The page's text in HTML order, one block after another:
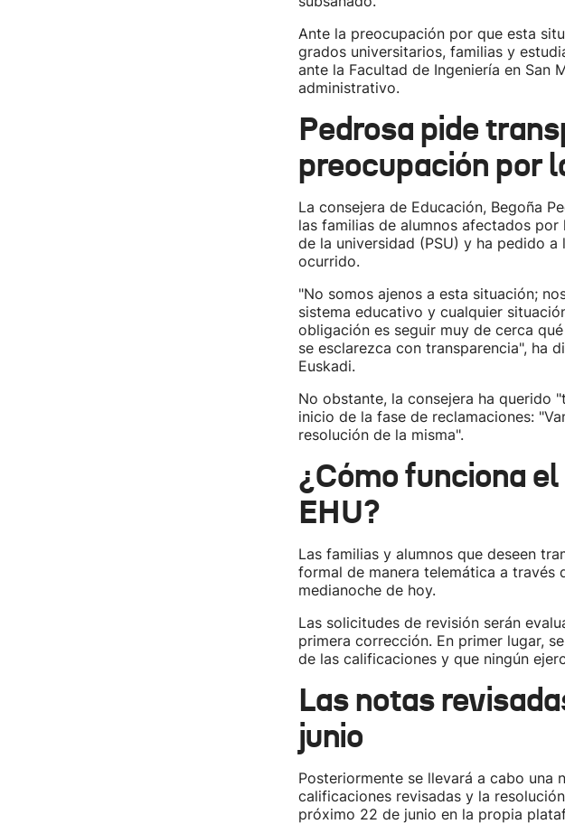
Ante la preocupación por que esta
grados universitarios, familias y
ante la Facultad de Ingeniería en San
administrativo.
Pedrosa pide
preocupación por
La consejera de Educación, Begoña
las familias de alumnos afectados
de la universidad (PSU) y ha pedido
ocurrido.
"No somos ajenos a esta situación;
sistema educativo y cualquier
obligación es seguir muy de cerca
se esclarezca con transparencia", ha
Euskadi.
No obstante, la consejera ha querido
inicio de la fase de reclamaciones:
resolución de la misma".
¿Cómo funciona
EHU?
Las familias y alumnos que deseen
formal de manera telemática a través
medianoche de hoy.
Las solicitudes de revisión serán
primera corrección. En primer lugar,
de las calificaciones y que ningún
Las notas
junio
Posteriormente se llevará a cabo una
calificaciones revisadas y la
próximo 22 de junio en la propia